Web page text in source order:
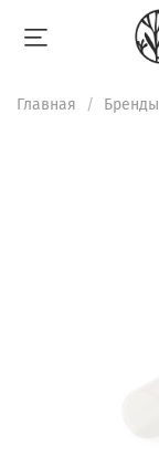
Главная Бренды